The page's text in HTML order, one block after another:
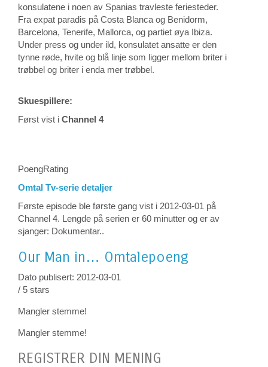
konsulatene i noen av Spanias travleste feriesteder.
Fra expat paradis på Costa Blanca og Benidorm,
Barcelona, ​​Tenerife, Mallorca, og partiet øya Ibiza.
Under press og under ild, konsulatet ansatte er den
tynne røde, hvite og blå linje som ligger mellom briter i
trøbbel og briter i enda mer trøbbel.
Skuespillere:
Først vist i Channel 4
PoengRating
Omtal Tv-serie detaljer
Første episode ble første gang vist i 2012-03-01 på
Channel 4. Lengde på serien er 60 minutter og er av
sjanger: Dokumentar..
Our Man in… Omtalepoeng
Dato publisert: 2012-03-01
/ 5 stars
Mangler stemme!
Mangler stemme!
REGISTRER DIN MENING